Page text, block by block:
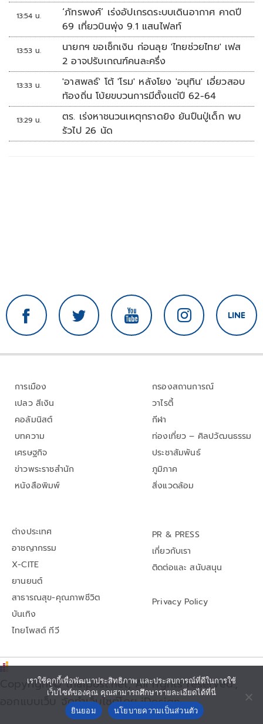
13:54 น.
‘ภัทรพงศ์’ เร่งอัปเกรดระบบเดินอากาศ คาดปี
69 เที่ยวบินพุ่ง 9.1 แสนไฟลท์
13:53 น.
นายกฯ ขอเช็กเงิน ก่อนลุย 'ไทยช่วยไทย' เฟส
2 อาจปรับเกณฑ์คนละครึ่ง
13:33 น.
'อาสพลธ์' โต้ 'โรม' หลังโยง 'อนุทิน' เอี่ยวสอบ
ท้องถิ่น โบ้ยขบวนการมีตั้งแต่ปี 62-64
13:29 น.
ตร. เร่งหาชนวนเหตุกราดยิง ยันปืนปู่เด็ก พบ
รัวไป 26 นัด
การเมือง
เปลว สีเงิน
คอลัมนิสต์
บทความ
เศรษฐกิจ
ข่าวพระราชสำนัก
หนังสือพิมพ์
กรองสถานการณ์
วาไรตี้
กีฬา
ท่องเที่ยว – ศิลปวัฒนธรรม
ประชาสัมพันธ์
ภูมิภาค
สิ่งแวดล้อม
ต่างประเทศ
อาชญากรรม
X-CITE
ยานยนต์
สาธารณสุข-คุณภาพชีวิต
บันเทิง
ไทยโพสต์ ทีวี
PR & PRESS
เกี่ยวกับเรา
ติดต่อและ สนับสนุน
Privacy Policy
Copyright© thaipost.net, All rights reserved.,
ออกแบบเว็บ จัดทำเว็บไซต์โดย iDesign
เราใช้คุกกี้เพื่อพัฒนาประสิทธิภาพ และประสบการณ์ที่ดีในการใช้
เว็บไซต์ของคุณ คุณสามารถศึกษารายละเอียดได้ที่นี่
ยินยอม
นโยบายความเป็นส่วนตัว